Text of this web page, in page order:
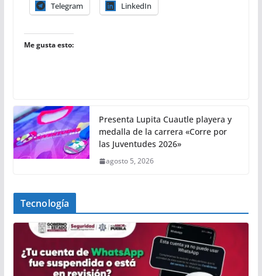
Telegram LinkedIn
Me gusta esto:
Presenta Lupita Cuautle playera y
medalla de la carrera «Corre por
las Juventudes 2026»
agosto 5, 2026
Tecnología